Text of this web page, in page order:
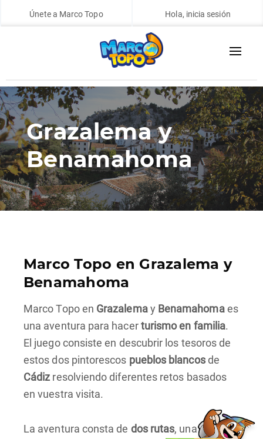
Únete a Marco Topo Hola, inicia sesión
Grazalema y
Benamahoma
Marco Topo en Grazalema y
Benamahoma
Marco Topo en Grazalemay Benamahomaes
una aventura para hacerturismo en familia.
El juego consiste en descubrir los tesoros de
estos dos pintorescos pueblos blancosde
Cádiz resolviendo diferentes retos basados
en vuestra visita.
La aventura consta de dos rutas, una en